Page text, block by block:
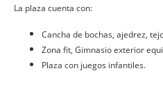
La plaza cuenta con:
Cancha de bochas, ajedrez,
Zona fit, Gimnasio exterior
Plaza con juegos infantiles.